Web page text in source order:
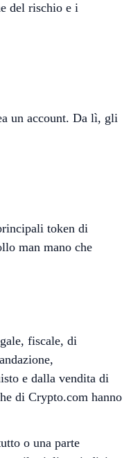
del rischio e i
un account. Da lì, gli
token di
man mano che
fiscale, di
e dalla vendita di
di Crypto.com hanno
o una parte